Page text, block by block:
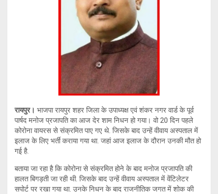
रायपुर। भाजपा रायपुर शहर जिला के उपाध्यक्ष एवं शंकर नगर वार्ड के पूर्व
पार्षद मनोज प्रजापति का आज देर शाम निधन हो गया। वो 20 दिन पहले
कोरोना वायरस से संक्रमित पाए गए थे. जिसके बाद उन्हें वीवाय अस्पताल में
इलाज के लिए भर्ती कराया गया था. जहां आज इलाज के दौरान उनकी मौत हो
गई है.
बताया जा रहा है कि कोरोना से संक्रमित होने के बाद मनोज प्रजापति की
हालत बिगड़ती जा रही थी. जिसके बाद उन्हें वीवाय अस्पताल में वेंटिलेटर
सपोर्ट पर रखा गया था. उनके निधन के बाद राजनीतिक जगत में शोक की